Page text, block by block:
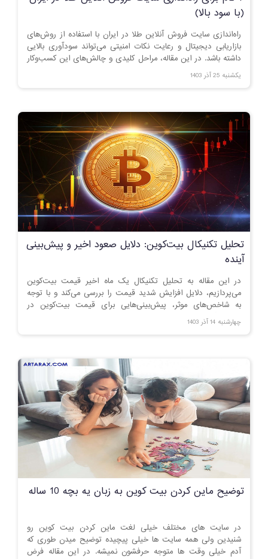
(با سود بالا)
راه‌اندازی سایت فروش آنلاین طلا در ایران با استفاده از روش‌های
بازاریابی دیجیتال و رعایت نکات امنیتی می‌تواند سودآوری بالایی
داشته باشد. در این مقاله، مراحل کلیدی و چالش‌های این کسب‌وکار
را بررسی کنید.
یکشنبه 25 آذر 1403
تحلیل تکنیکال بیت‌کوین: دلایل صعود اخیر و پیش‌بینی
آینده
در این مقاله به تحلیل تکنیکال یک ماه اخیر قیمت بیت‌کوین
می‌پردازیم، دلایل افزایش شدید قیمت را بررسی می‌کند و با توجه
به شاخص‌های موثر، پیش‌بینی‌هایی برای قیمت بیت‌کوین در
ماه‌های آتی ارائه می‌دهیم.
چهارشنبه 14 آذر 1403
توضیح ماین کردن بیت کوین به زبان یه بچه 10 ساله
در سایت های مختلف خیلی لغت ماین کردن بیت کوین رو
شنیدین ولی همه سایت ها خیلی پیچیده توضیح میدن طوری که
آدم خیلی وقت ها متوجه حرفشون نمیشه. در این مقاله فرض